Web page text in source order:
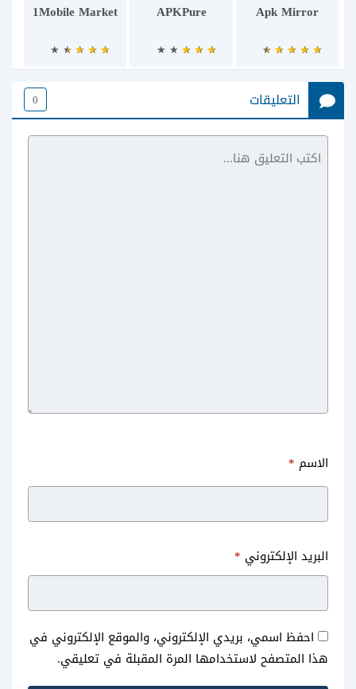
Apk Mirror
APKPure
1Mobile Market
التعليقات 0
الاسم *
البريد الإلكتروني *
احفظ اسمي، بريدي الإلكتروني، والموقع الإلكتروني في
هذا المتصفح لاستخدامها المرة المقبلة في تعليقي.